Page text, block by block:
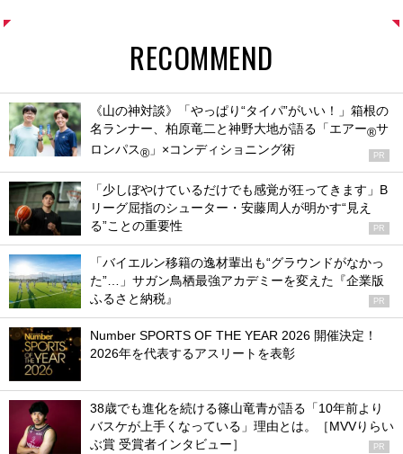
RECOMMEND
《山の神対談》「やっぱり“タイパ”がいい！」箱根の
名ランナー、柏原竜二と神野大地が語る「エアー®サ
ロンパス® 」×コンディショニング術 PR
「少しぼやけているだけでも感覚が狂ってきます」B
リーグ屈指のシューター・安藤周人が明かす“見え
る”ことの重要性
PR
「バイエルン移籍の逸材輩出も“グラウンドがなかっ
た”…」サガン鳥栖最強アカデミーを変えた『企業版
ふるさと納税』
PR
Number SPORTS OF THE YEAR 2026 開催決定！
2026年を代表するアスリートを表彰
38歳でも進化を続ける篠山竜青が語る「10年前より
バスケが上手くなっている」理由とは。［MVVりらい
ぶ賞 受賞者インタビュー］
PR